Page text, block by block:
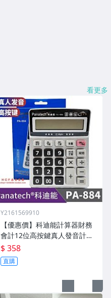
看更多
Y2161569910
【優惠價】科迪能計算器財務
會計12位高按鍵真人發音計算
機財務會計用PA-884
$ 358
直購